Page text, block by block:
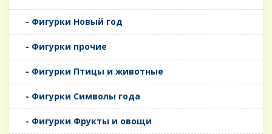
- Фигурки Новый год
- Фигурки прочие
- Фигурки Птицы и животные
- Фигурки Символы года
- Фигурки Фрукты и овощи